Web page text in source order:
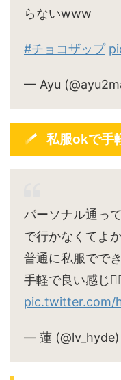
らないwww
#チョコザップ
— Ayu
私服okで手
パーソナル通っ
で行かなくてよ
普通に私服でで
手軽で良い感じ
pic.twitter.com/
— 蓮 (@lv_hyde)